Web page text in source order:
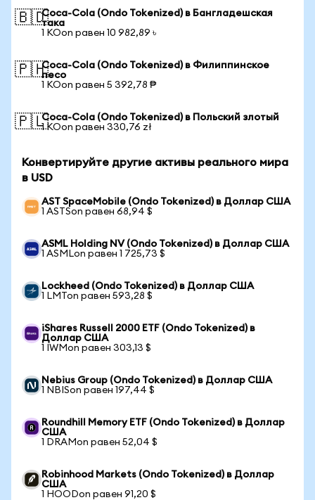
🇧🇩Coca-Cola (Ondo Tokenized) в Бангладешская
така
1 KOon равен 10 982,89 ৳
🇵🇭Coca-Cola (Ondo Tokenized) в Филиппинское
песо
1 KOon равен 5 392,78 ₱
🇵🇱Coca-Cola (Ondo Tokenized) в Польский злотый
1 KOon равен 330,76 zł
Конвертируйте другие активы реального мира
в USD
AST SpaceMobile (Ondo Tokenized) в Доллар США
1 ASTSon равен 68,94 $
ASML Holding NV (Ondo Tokenized) в Доллар США
1 ASMLon равен 1 725,73 $
Lockheed (Ondo Tokenized) в Доллар США
1 LMTon равен 593,28 $
iShares Russell 2000 ETF (Ondo Tokenized) в
Доллар США
1 IWMon равен 303,13 $
Nebius Group (Ondo Tokenized) в Доллар США
1 NBISon равен 197,44 $
Roundhill Memory ETF (Ondo Tokenized) в Доллар
США
1 DRAMon равен 52,04 $
Robinhood Markets (Ondo Tokenized) в Доллар
США
1 HOODon равен 91,20 $